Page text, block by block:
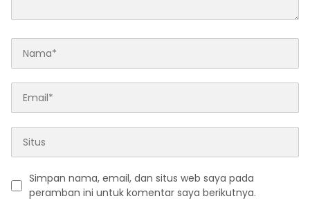
Simpan nama, email, dan situs web saya pada
peramban ini untuk komentar saya berikutnya.